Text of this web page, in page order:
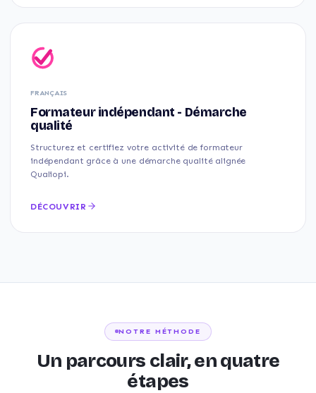
FRANÇAIS
Formateur indépendant - Démarche
qualité
Structurez et certifiez votre activité de formateur
indépendant grâce à une démarche qualité alignée
Qualiopi.
DÉCOUVRIR
NOTRE MÉTHODE
Un parcours clair, en quatre
étapes